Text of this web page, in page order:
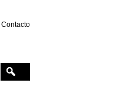
Contacto